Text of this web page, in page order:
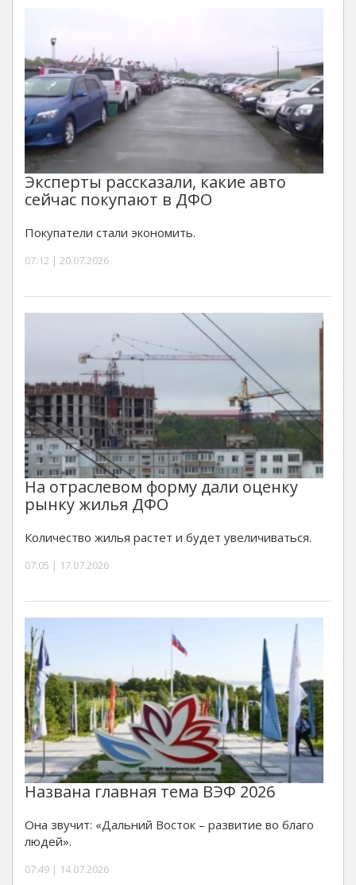
Эксперты рассказали, какие авто
сейчас покупают в ДФО
Покупатели стали экономить.
07:12 | 20.07.2026
На отраслевом форму дали оценку
рынку жилья ДФО
Количество жилья растет и будет увеличиваться.
07:05 | 17.07.2026
Названа главная тема ВЭФ 2026
Она звучит: «Дальний Восток – развитие во благо
людей».
07:49 | 14.07.2026